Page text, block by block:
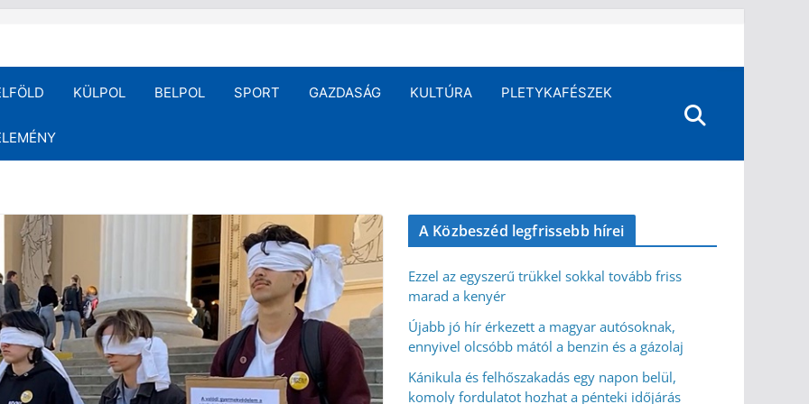
KÜLPOL BELPOL SPORT GAZDASÁG KULTÚRA PLETYKAFÉSZEK
A Közbeszéd legfrissebb hírei
Ezzel az egyszerű trükkel sokkal tovább friss
marad a kenyér
Újabb jó hír érkezett a magyar autósoknak,
ennyivel olcsóbb mától a benzin és a gázolaj
Kánikula és felhőszakadás egy napon belül,
komoly fordulatot hozhat a pénteki időjárás